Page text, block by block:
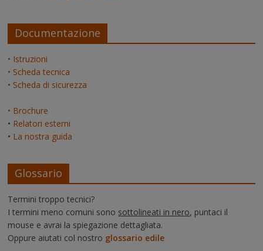
Documentazione
• Istruzioni
• Scheda tecnica
• Scheda di sicurezza
• Brochure
• Relatori esterni
• La nostra guida
Glossario
Termini troppo tecnici?
I termini meno comuni sono sottolineati in nero, puntaci il
mouse e avrai la spiegazione dettagliata.
Oppure aiutati col nostro glossario edile